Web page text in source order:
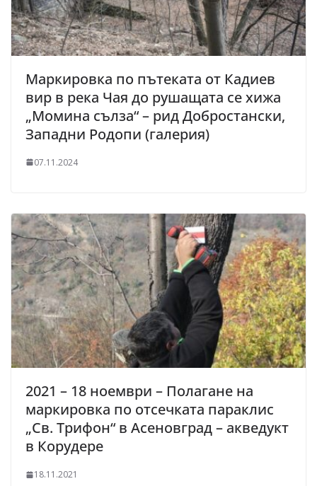
Маркировка по пътеката от Кадиев
вир в река Чая до рушащата се хижа
„Момина сълза“ – рид Добростански,
Западни Родопи (галерия)
07.11.2024
2021 – 18 ноември – Полагане на
маркировка по отсечката параклис
„Св. Трифон“ в Асеновград – акведукт
в Корудере
18.11.2021